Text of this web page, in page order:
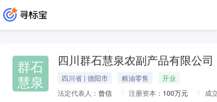
群石
慧泉
四川群石慧泉农副产品有限公司
四川省 | 德阳市 粮油零售
开业
法定代表人： 曾信 注册资本： 100万元
成